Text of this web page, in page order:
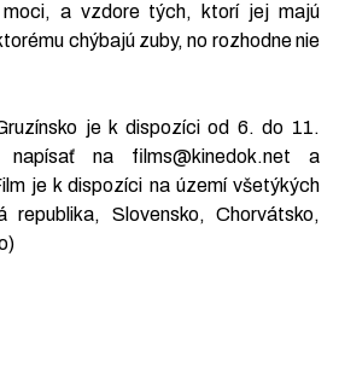
moci, a vzdore tých, ktorí jej majú
chýbajú zuby, no rozhodne nie
je k dispozíci od 6. do 11.
na films@kinedok.net a
je k dispozíci na území všetýkých
republika, Slovensko, Chorvátsko,